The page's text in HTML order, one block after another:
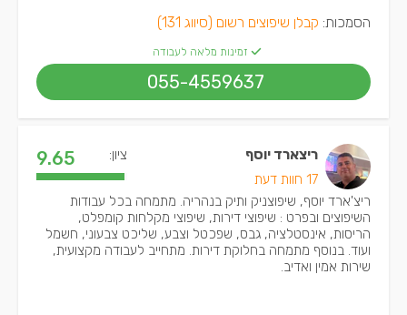
הסמכות: קבלן שיפוצים רשום (סיווג 131)
זמינות מלאה לעבודה
055-4559637
ריצארד יוסף
17 חוות דעת
ציון: 9.65
ריצ'ארד יוסף, שיפוצניק ותיק בנהריה. מתמחה בכל עבודות
השיפוצים ובפרט : שיפוצי דירות, שיפוצי מקלחות קומפלט,
הריסות, אינסטלציה, גבס, שפכטל וצבע, שליכט צבעוני, חשמל
ועוד. בנוסף מתמחה בחלוקת דירות. מתחייב לעבודה מקצועית,
שירות אמין ואדיב.